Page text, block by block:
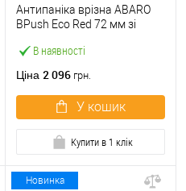
В наявності
Антипаніка врізна ABARO
BPush Eco Red 72 мм зі
Ціна 2 096 грн.
У кошик
Купити в 1 клік
Новинка